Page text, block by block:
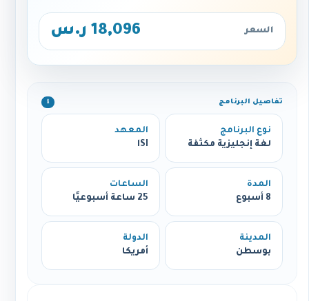
السعر 18,096 ر.س
تفاصيل البرنامج ℹ️
نوع البرنامج
لغة إنجليزية مكثفة
المعهد
lSI
المدة
8 أسبوع
الساعات
25 ساعة أسبوعيًا
المدينة
بوسطن
الدولة
أمريكا